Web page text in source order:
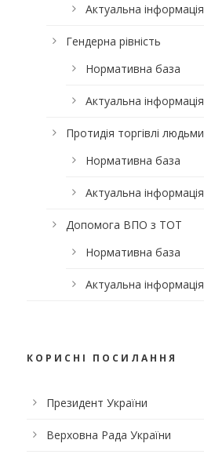
Актуальна інформація
Гендерна рівність
Нормативна база
Актуальна інформація
Протидія торгівлі людьми
Нормативна база
Актуальна інформація
Допомога ВПО з ТОТ
Нормативна база
Актуальна інформація
КОРИСНІ ПОСИЛАННЯ
Президент України
Верховна Рада України